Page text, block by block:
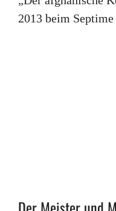
2013 beim